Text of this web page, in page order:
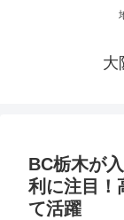
大
BC栃木が
利に注目！
て活躍